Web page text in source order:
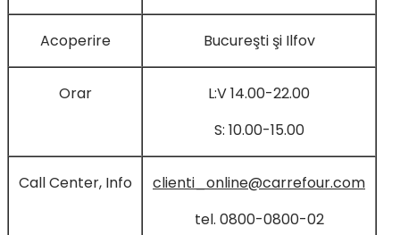
Acoperire Bucureşti şi Ilfov
Orar
L:V 14.00-22.00
S: 10.00-15.00
Call Center, Info
clienti_online@carrefour.com
tel. 0800-0800-02